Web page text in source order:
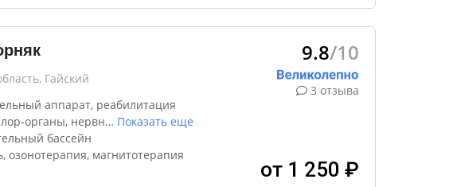
Гайский
аппарат, реабилитация
органы, нервн… Показать еще
бассейн
озонотерапия, магнитотерапия
9.8/10
3 отзыва
от 1 250 ₽